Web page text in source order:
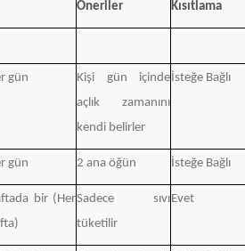
Öneriler
Kısıtlama
gün
Kişi gün içinde
açlık zamanını
kendi belirler
İsteğe Bağlı
gün 2 ana öğün İsteğe Bağlı
bir (HerSadece sıvı
tüketilir
Evet